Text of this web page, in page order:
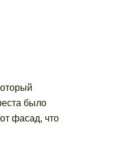
было
фасад, что